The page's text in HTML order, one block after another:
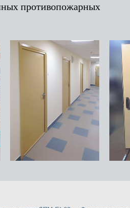
противопожарных